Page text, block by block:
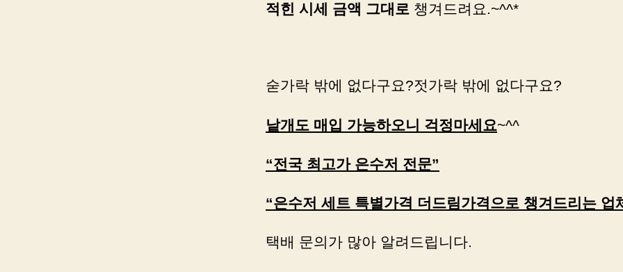
적힌 시세 금액 그대로 챙겨드려요.~^^*
숟가락 밖에 없다구요?젓가락 밖에 없다구요?
낱개도 매입 가능하오니 걱정마세요~^^
“전국 최고가 은수저 전문”
“은수저 세트 특별가격 더드림가격으로 챙겨드리는 업
택배 문의가 많아 알려드립니다.